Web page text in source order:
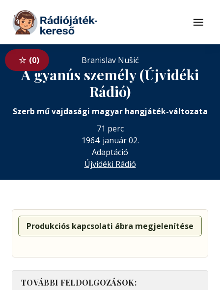
Tovább a tartalomhoz
Menü
0 Branislav Nušić
A gyanús személy (Újvidéki
Rádió)
Szerb mű vajdasági magyar hangjáték-változata
71 perc
1964. január 02.
Adaptáció
Újvidéki Rádió
Produkciós kapcsolati ábra megjelenítése
TOVÁBBI FELDOLGOZÁSOK: